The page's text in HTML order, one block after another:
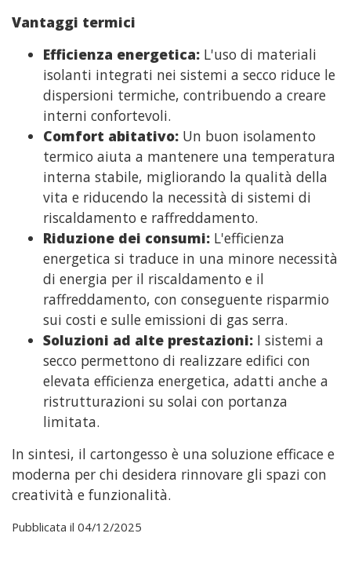
Vantaggi termici
Efficienza energetica: L'uso di materiali
isolanti integrati nei sistemi a secco riduce le
dispersioni termiche, contribuendo a creare
interni confortevoli.
Comfort abitativo: Un buon isolamento
termico aiuta a mantenere una temperatura
interna stabile, migliorando la qualità della
vita e riducendo la necessità di sistemi di
riscaldamento e raffreddamento.
Riduzione dei consumi: L'efficienza
energetica si traduce in una minore necessità
di energia per il riscaldamento e il
raffreddamento, con conseguente risparmio
sui costi e sulle emissioni di gas serra.
Soluzioni ad alte prestazioni: I sistemi a
secco permettono di realizzare edifici con
elevata efficienza energetica, adatti anche a
ristrutturazioni su solai con portanza
limitata.
In sintesi, il cartongesso è una soluzione efficace e
moderna per chi desidera rinnovare gli spazi con
creatività e funzionalità.
Pubblicata il 04/12/2025